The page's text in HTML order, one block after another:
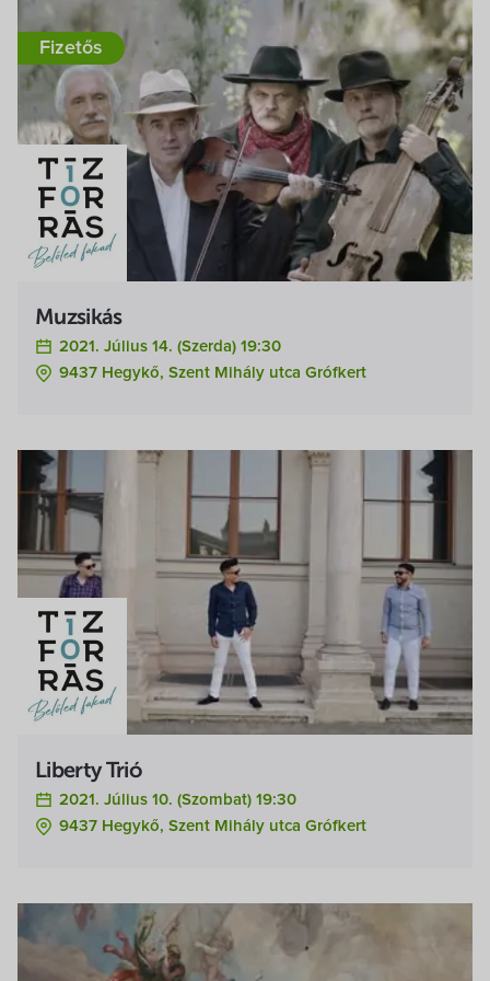
Fizetős
Muzsikás
2021. Július 14. (szerda) 19:30
9437 Hegykő, Szent Mihály utca Grófkert
Liberty Trió
2021. Július 10. (szombat) 19:30
9437 Hegykő, Szent Mihály utca Grófkert